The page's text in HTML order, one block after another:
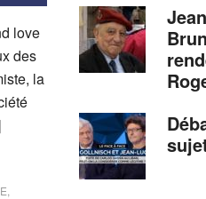
love
des
la